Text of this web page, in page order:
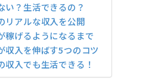
い？生活できるの？
リアルな収入を公開
稼げるようになるまで
収入を伸ばす5つのコツ
入でも生活できる！